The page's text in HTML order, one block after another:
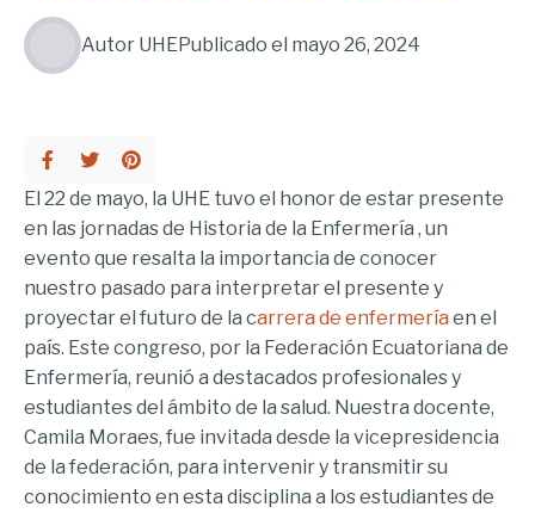
Autor UHEPublicado el mayo 26, 2024
El 22 de mayo, la UHE tuvo el honor de estar presente
en las jornadas de Historia de la Enfermería , un
evento que resalta la importancia de conocer
nuestro pasado para interpretar el presente y
proyectar el futuro de la carrera de enfermería en el
país. Este congreso, por la Federación Ecuatoriana de
Enfermería, reunió a destacados profesionales y
estudiantes del ámbito de la salud. Nuestra docente,
Camila Moraes, fue invitada desde la vicepresidencia
de la federación, para intervenir y transmitir su
conocimiento en esta disciplina a los estudiantes de